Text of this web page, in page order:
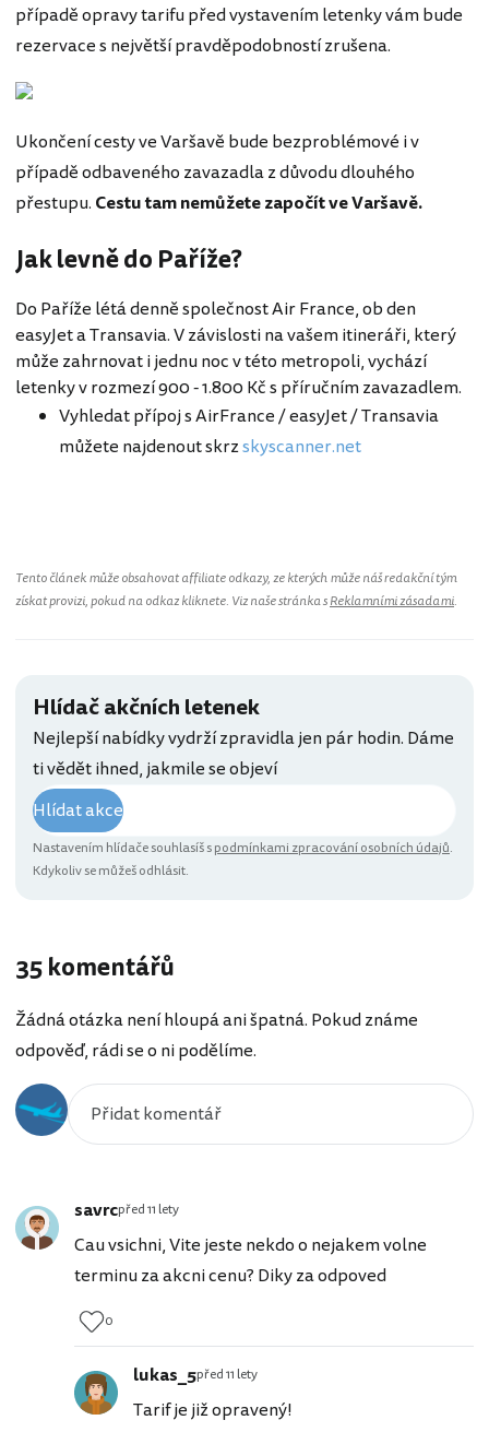
případě opravy tarifu před vystavením letenky vám bude
rezervace s největší pravděpodobností zrušena.
Ukončení cesty ve Varšavě bude bezproblémové i v
případě odbaveného zavazadla z důvodu dlouhého
přestupu. Cestu tam nemůžete započít ve Varšavě.
Jak levně do Paříže?
Do Paříže létá denně společnost Air France, ob den
easyJet a Transavia. V závislosti na vašem itineráři, který
může zahrnovat i jednu noc v této metropoli, vychází
letenky v rozmezí 900 - 1.800 Kč s příručním zavazadlem.
Vyhledat přípoj s AirFrance / easyJet / Transavia
můžete najdenout skrzskyscanner.net
Tento článek může obsahovat affiliate odkazy, ze kterých může náš redakční tým
získat provizi, pokud na odkaz kliknete. Viz naše stránka sReklamními zásadami.
Hlídač akčních letenek
Nejlepší nabídky vydrží zpravidla jen pár hodin. Dáme
ti vědět ihned, jakmile se objeví
Hlídat akce
Nastavením hlídače souhlasíš spodmínkami zpracování osobních údajů.
Kdykoliv se můžeš odhlásit.
35 komentářů
Žádná otázka není hloupá ani špatná. Pokud známe
odpověď, rádi se o ni podělíme.
savrcpřed 11 lety
Cau vsichni, Vite jeste nekdo o nejakem volne
terminu za akcni cenu? Diky za odpoved
0
lukas_5před 11 lety
Tarif je již opravený!